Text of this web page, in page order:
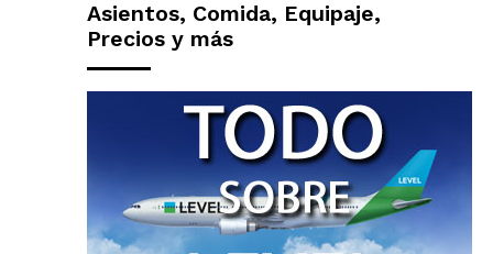
Asientos, Comida, Equipaje,
Precios y más